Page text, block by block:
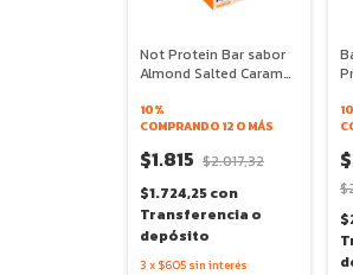
Not Protein Bar sabor
Almond Salted Caramel
10%
COMPRANDO 12 O MÁS
$1.815 $2.017,32
$1.724,25con
Transferencia o
depósito
3 x $605 sin interés